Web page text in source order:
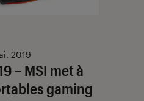
– MSI met à
gaming
2019